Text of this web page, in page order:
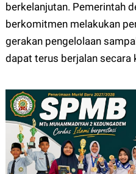
berkelanjutan. Pemerintah
berkomitmen melakukan
gerakan pengelolaan
dapat terus berjalan secara